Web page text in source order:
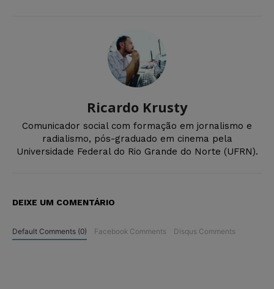
Ricardo Krusty
Comunicador social com formação em jornalismo e
radialismo, pós-graduado em cinema pela
Universidade Federal do Rio Grande do Norte (UFRN).
DEIXE UM COMENTÁRIO
Default Comments (0) Facebook Comments Disqus Comments